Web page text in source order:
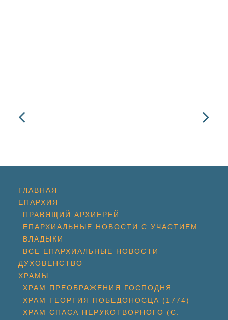
ГЛАВНАЯ
ЕПАРХИЯ
ПРАВЯЩИЙ АРХИЕРЕЙ
ЕПАРХИАЛЬНЫЕ НОВОСТИ С УЧАСТИЕМ
ВЛАДЫКИ
ВСЕ ЕПАРХИАЛЬНЫЕ НОВОСТИ
ДУХОВЕНСТВО
ХРАМЫ
ХРАМ ПРЕОБРАЖЕНИЯ ГОСПОДНЯ
ХРАМ ГЕОРГИЯ ПОБЕДОНОСЦА (1774)
ХРАМ СПАСА НЕРУКОТВОРНОГО (С.